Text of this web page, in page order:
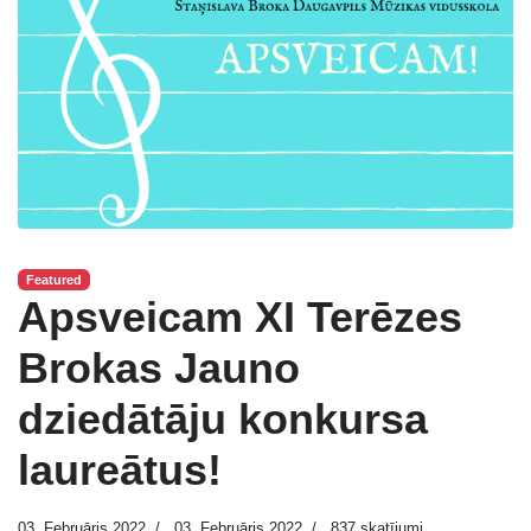
Featured
Apsveicam XI Terēzes
Brokas Jauno
dziedātāju konkursa
laureātus!